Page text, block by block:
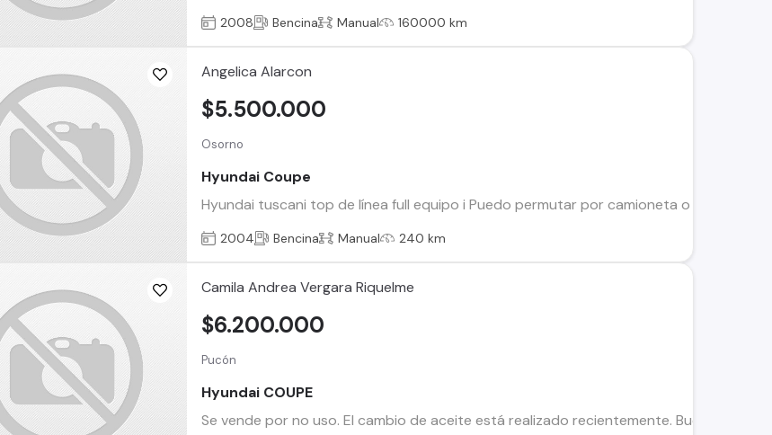
2008 Bencina Manual 160000 km
Angelica Alarcon
Osorno
Hyundai Coupe
Hyundai tuscani top de línea full equipo i Puedo permutar por camioneta o vhículo
$5.500.000
2004 Bencina Manual 240 km
Camila Andrea Vergara Riquelme
Pucón
Hyundai COUPE
Se vende por no uso. El cambio de aceite está realizado recientemente. Buen estado.
$6.200.000